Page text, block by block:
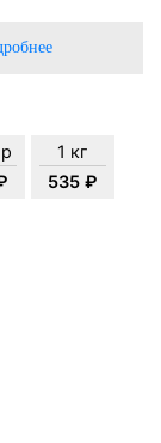
1 кг
535 ₽